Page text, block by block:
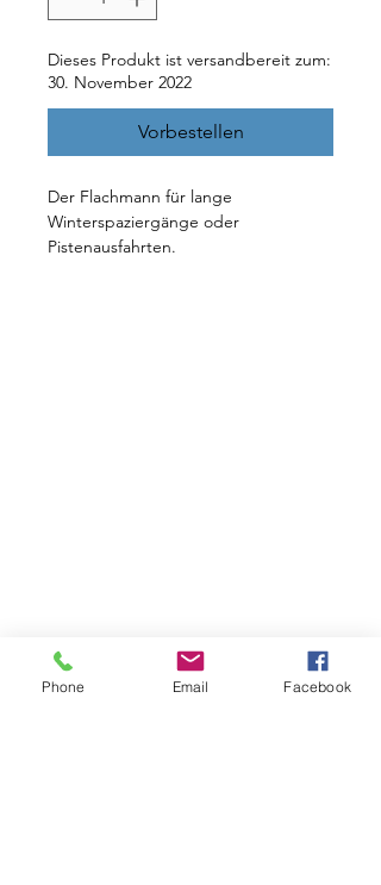
Dieses Produkt ist versandbereit zum:
30. November 2022
Vorbestellen
Der Flachmann für lange
Winterspaziergänge oder
Pistenausfahrten.
Phone Email Facebook